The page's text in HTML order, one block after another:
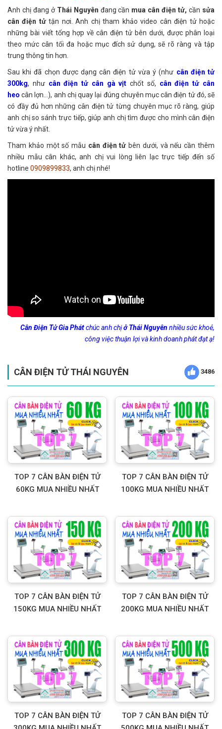
Anh chị đang ở Thái Nguyên đang cần mua cân điện tử, cần sửa
cân điện tửtận nơi. Anh chị tham khảo video cân điện tử hoặc
những bài viết tổng hợp về cân điện tử bên dưới, được phân loại
theo mức cân tối đa hoặc mục đích sử dụng, sẽ rõ ràng và tập
trung thông tin hơn.
Sau khi đã chọn được dạng cân điện tử vừa ý (như cân điện tử
300kg, như cân điện tử cân gà vịt chốt số, cân điện tử cân
heo cân lợn...), anh chị quay lại đúng chuyên mục cân điện tử đó, sẽ
có đầy đủ hơn những cân điện tử từng chuyên mục rõ ràng, giúp
anh chị so sánh trực tiếp, giúp anh chị tìm được cho mình cân điện
tử vừa ý nhất.
Tham khảo một số mẫu cân điện tử bên dưới, và nếu cần thêm
nhiều mẫu cân khác, anh chị vui lòng liên lạc trực tiếp đến số
hotline 0909899833, anh chị nhé!
Cân Điện Tử Gia Phátchúc anh chịở Thái Nguyên nhiều sức khoẻ,
công việc thuận lợi và kinh doanh phát đạt ạ!
CÂN ĐIỆN TỬ THÁI NGUYÊN 3486
TOP 7 CÂN BÀN ĐIỆN TỬ
60KG MUA NHIỀU NHẤT
TOP 7 CÂN BÀN ĐIỆN TỬ
100KG MUA NHIỀU NHẤT
TOP 7 CÂN BÀN ĐIỆN TỬ
150KG MUA NHIỀU NHẤT
TOP 7 CÂN BÀN ĐIỆN TỬ
200KG MUA NHIỀU NHẤT
TOP 7 CÂN BÀN ĐIỆN TỬ
TOP 7 CÂN BÀN ĐIỆN TỬ